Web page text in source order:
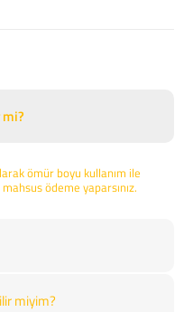
ömür boyu kullanım ile
ödeme yaparsınız.
miyim?